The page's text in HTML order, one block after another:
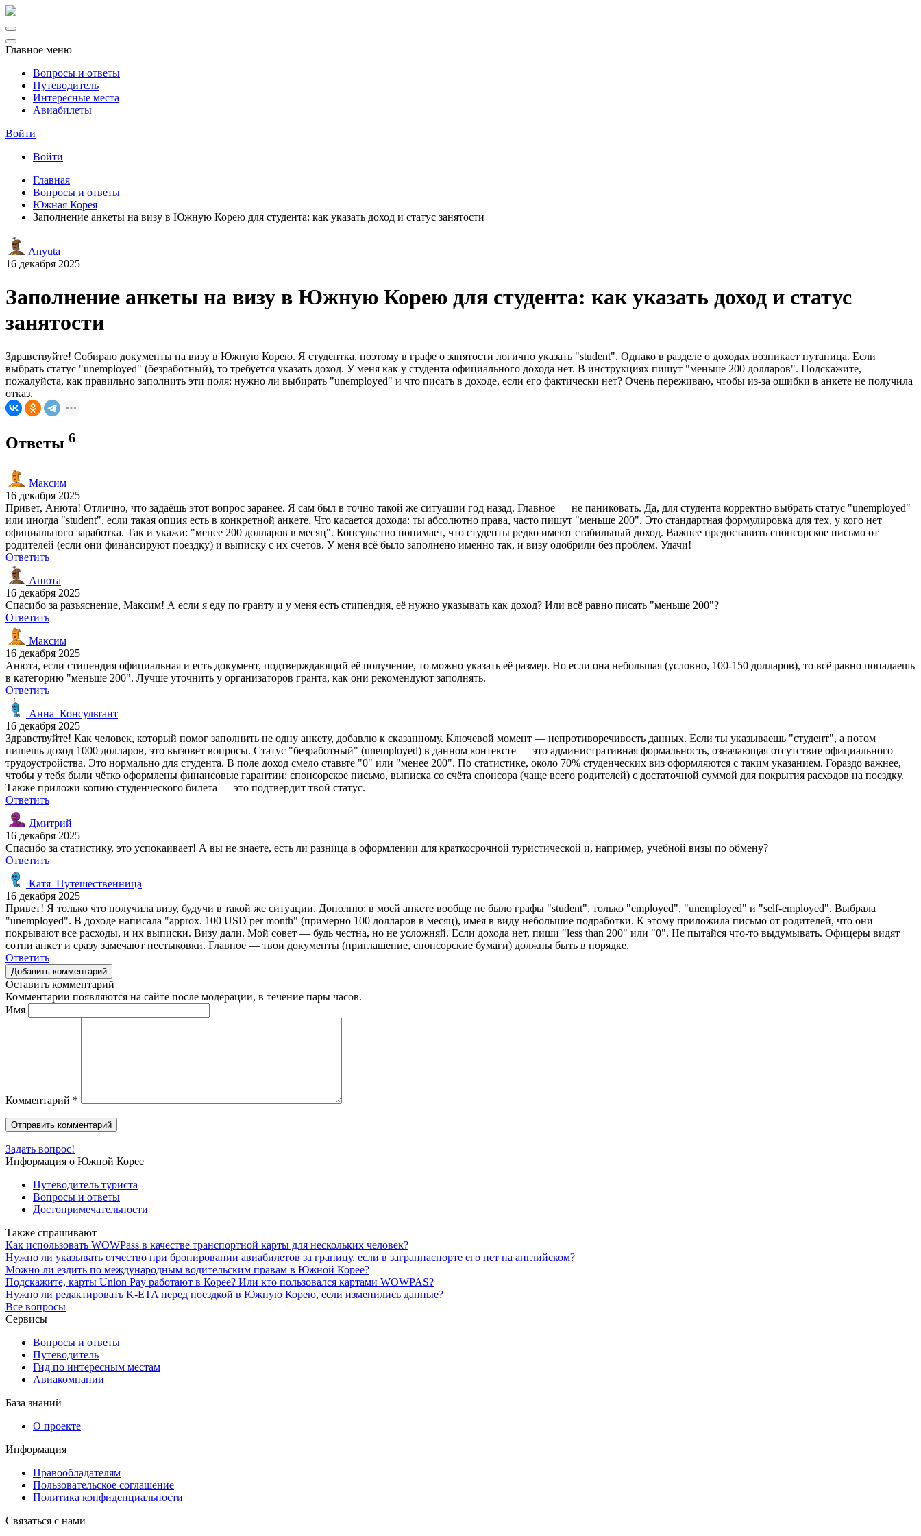
Главное меню
Вопросы и ответы
Путеводитель
Интересные места
Авиабилеты
Войти
Войти
Главная
Вопросы и ответы
Южная Корея
Заполнение анкеты на визу в Южную Корею для студента: как указать доход и статус занятости
Anyuta
16 декабря 2025
Заполнение анкеты на визу в Южную Корею для студента: как указать доход и статус
занятости
Здравствуйте! Собираю документы на визу в Южную Корею. Я студентка, поэтому в графе о занятости логично указать "student". Однако в разделе о доходах возникает путаница. Если
выбрать статус "unemployed" (безработный), то требуется указать доход. У меня как у студента официального дохода нет. В инструкциях пишут "меньше 200 долларов". Подскажите,
пожалуйста, как правильно заполнить эти поля: нужно ли выбирать "unemployed" и что писать в доходе, если его фактически нет? Очень переживаю, чтобы из-за ошибки в анкете не получила
отказ.
Ответы 6
Максим
16 декабря 2025
Привет, Анюта! Отлично, что задаёшь этот вопрос заранее. Я сам был в точно такой же ситуации год назад. Главное — не паниковать. Да, для студента корректно выбрать статус "unemployed"
или иногда "student", если такая опция есть в конкретной анкете. Что касается дохода: ты абсолютно права, часто пишут "меньше 200". Это стандартная формулировка для тех, у кого нет
официального заработка. Так и укажи: "менее 200 долларов в месяц". Консульство понимает, что студенты редко имеют стабильный доход. Важнее предоставить спонсорское письмо от
родителей (если они финансируют поездку) и выписку с их счетов. У меня всё было заполнено именно так, и визу одобрили без проблем. Удачи!
Ответить
Анюта
16 декабря 2025
Спасибо за разъяснение, Максим! А если я еду по гранту и у меня есть стипендия, её нужно указывать как доход? Или всё равно писать "меньше 200"?
Ответить
Максим
16 декабря 2025
Анюта, если стипендия официальная и есть документ, подтверждающий её получение, то можно указать её размер. Но если она небольшая (условно, 100-150 долларов), то всё равно попадаешь
в категорию "меньше 200". Лучше уточнить у организаторов гранта, как они рекомендуют заполнять.
Ответить
Анна_Консультант
16 декабря 2025
Здравствуйте! Как человек, который помог заполнить не одну анкету, добавлю к сказанному. Ключевой момент — непротиворечивость данных. Если ты указываешь "студент", а потом
пишешь доход 1000 долларов, это вызовет вопросы. Статус "безработный" (unemployed) в данном контексте — это административная формальность, означающая отсутствие официального
трудоустройства. Это нормально для студента. В поле доход смело ставьте "0" или "менее 200". По статистике, около 70% студенческих виз оформляются с таким указанием. Гораздо важнее,
чтобы у тебя были чётко оформлены финансовые гарантии: спонсорское письмо, выписка со счёта спонсора (чаще всего родителей) с достаточной суммой для покрытия расходов на поездку.
Также приложи копию студенческого билета — это подтвердит твой статус.
Ответить
Дмитрий
16 декабря 2025
Спасибо за статистику, это успокаивает! А вы не знаете, есть ли разница в оформлении для краткосрочной туристической и, например, учебной визы по обмену?
Ответить
Катя_Путешественница
16 декабря 2025
Привет! Я только что получила визу, будучи в такой же ситуации. Дополню: в моей анкете вообще не было графы "student", только "employed", "unemployed" и "self-employed". Выбрала
"unemployed". В доходе написала "approx. 100 USD per month" (примерно 100 долларов в месяц), имея в виду небольшие подработки. К этому приложила письмо от родителей, что они
покрывают все расходы, и их выписки. Визу дали. Мой совет — будь честна, но не усложняй. Если дохода нет, пиши "less than 200" или "0". Не пытайся что-то выдумывать. Офицеры видят
сотни анкет и сразу замечают нестыковки. Главное — твои документы (приглашение, спонсорские бумаги) должны быть в порядке.
Ответить
Добавить комментарий
Оставить комментарий
Комментарии появляются на сайте после модерации, в течение пары часов.
Имя
Комментарий *
Задать вопрос!
Информация о Южной Корее
Путеводитель туриста
Вопросы и ответы
Достопримечательности
Также спрашивают
Как использовать WOWPass в качестве транспортной карты для нескольких человек?
Нужно ли указывать отчество при бронировании авиабилетов за границу, если в загранпаспорте его нет на английском?
Можно ли ездить по международным водительским правам в Южной Корее?
Подскажите, карты Union Pay работают в Корее? Или кто пользовался картами WOWPAS?
Нужно ли редактировать K-ETA перед поездкой в Южную Корею, если изменились данные?
Все вопросы
Сервисы
Вопросы и ответы
Путеводитель
Гид по интересным местам
Авиакомпании
База знаний
О проекте
Информация
Правообладателям
Пользовательское соглашение
Политика конфиденциальности
Связаться с нами